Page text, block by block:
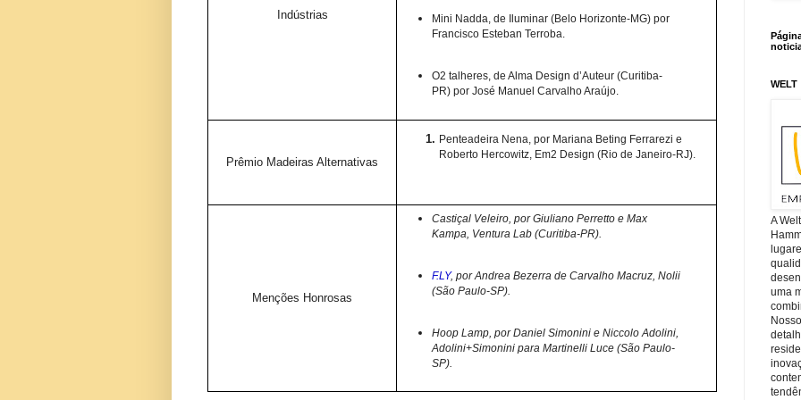
Indústrias
Mini Nadda, de Iluminar (Belo Horizonte-MG) por
Francisco Esteban Terroba.
O2 talheres, de Alma Design d’Auteur (Curitiba-
PR) por José Manuel Carvalho Araújo.
Prêmio Madeiras Alternativas
Penteadeira Nena, por Mariana Beting Ferrarezi e
Roberto Hercowitz, Em2 Design (Rio de Janeiro-RJ).
Menções Honrosas
Castiçal Veleiro, por Giuliano Perretto e Max
Kampa, Ventura Lab (Curitiba-PR).
F.LY, por Andrea Bezerra de Carvalho Macruz, Nolii
(São Paulo-SP).
Hoop Lamp, por Daniel Simonini e Niccolo Adolini,
Adolini+Simonini para Martinelli Luce (São Paulo-
SP).
WELT
A
uma